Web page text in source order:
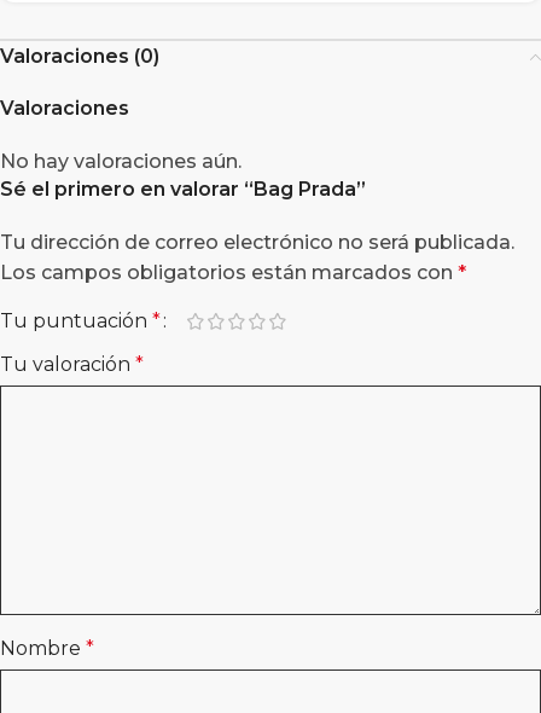
Valoraciones (0)
Valoraciones
No hay valoraciones aún.
Sé el primero en valorar “ Bag Prada”
Tu dirección de correo electrónico no será publicada.
Los campos obligatorios están marcados con *
Tu puntuación *
Tu valoración *
Nombre *